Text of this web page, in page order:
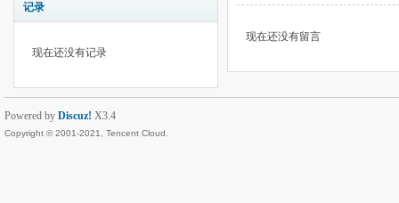
记录
现在还没有记录
现在还没有留言
Powered by Discuz! X3.4
Copyright © 2001-2021, Tencent Cloud.